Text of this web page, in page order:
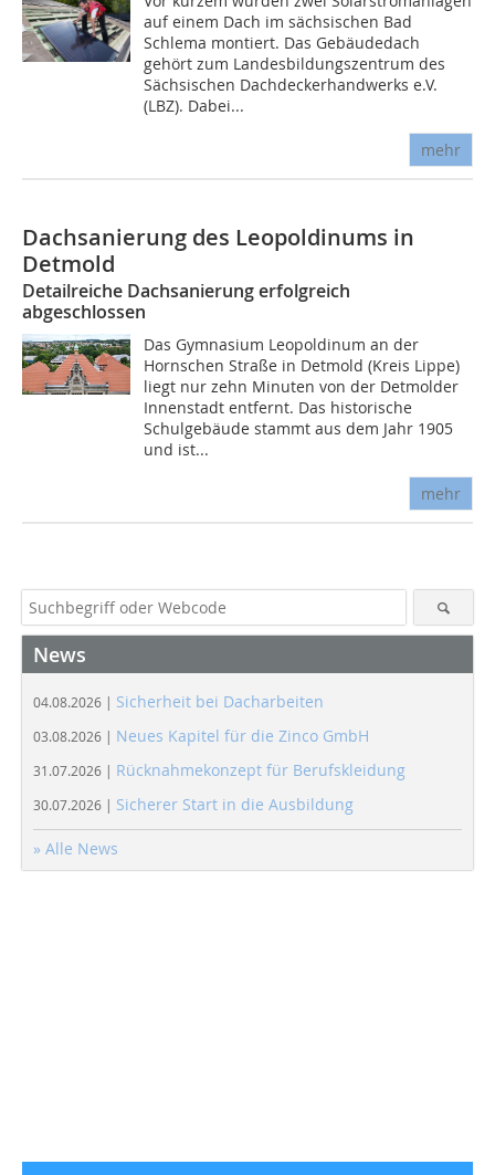
auf einem Dach im sächsischen Bad
Schlema montiert. Das Gebäudedach
gehört zum Landesbildungszentrum des
Sächsischen Dachdeckerhandwerks e.V.
(LBZ). Dabei...
mehr
Dachsanierung des Leopoldinums in
Detmold
Detailreiche Dachsanierung erfolgreich
abgeschlossen
Das Gymnasium Leopoldinum an der
Hornschen Straße in Detmold (Kreis Lippe)
liegt nur zehn Minuten von der Detmolder
Innenstadt entfernt. Das historische
Schulgebäude stammt aus dem Jahr 1905
und ist...
mehr
News
04.08.2026 | Sicherheit bei Dacharbeiten
03.08.2026 | Neues Kapitel für die Zinco GmbH
31.07.2026 | Rücknahmekonzept für Berufskleidung
30.07.2026 | Sicherer Start in die Ausbildung
» Alle News